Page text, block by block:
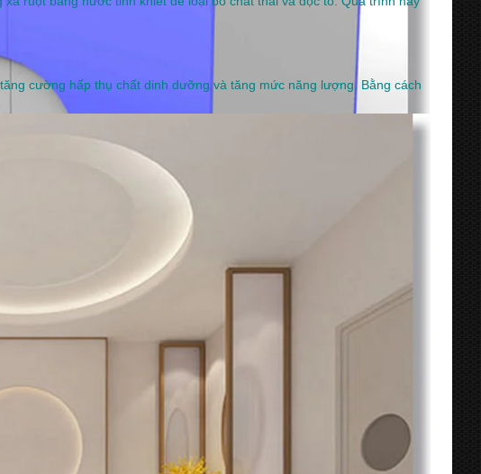
cường hấp thụ chất dinh dưỡng và tăng mức năng lượng. Bằng cách